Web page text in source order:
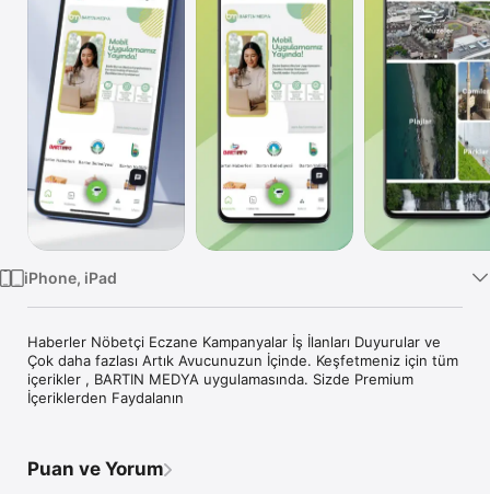
iPhone, iPad
Haberler Nöbetçi Eczane Kampanyalar İş İlanları Duyurular ve
Çok daha fazlası Artık Avucunuzun İçinde. Keşfetmeniz için tüm
içerikler , BARTIN MEDYA uygulamasında. Sizde Premium
İçeriklerden Faydalanın
Puan ve Yorum